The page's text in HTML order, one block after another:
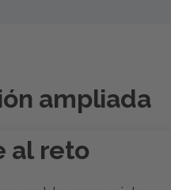
ampliada
al reto